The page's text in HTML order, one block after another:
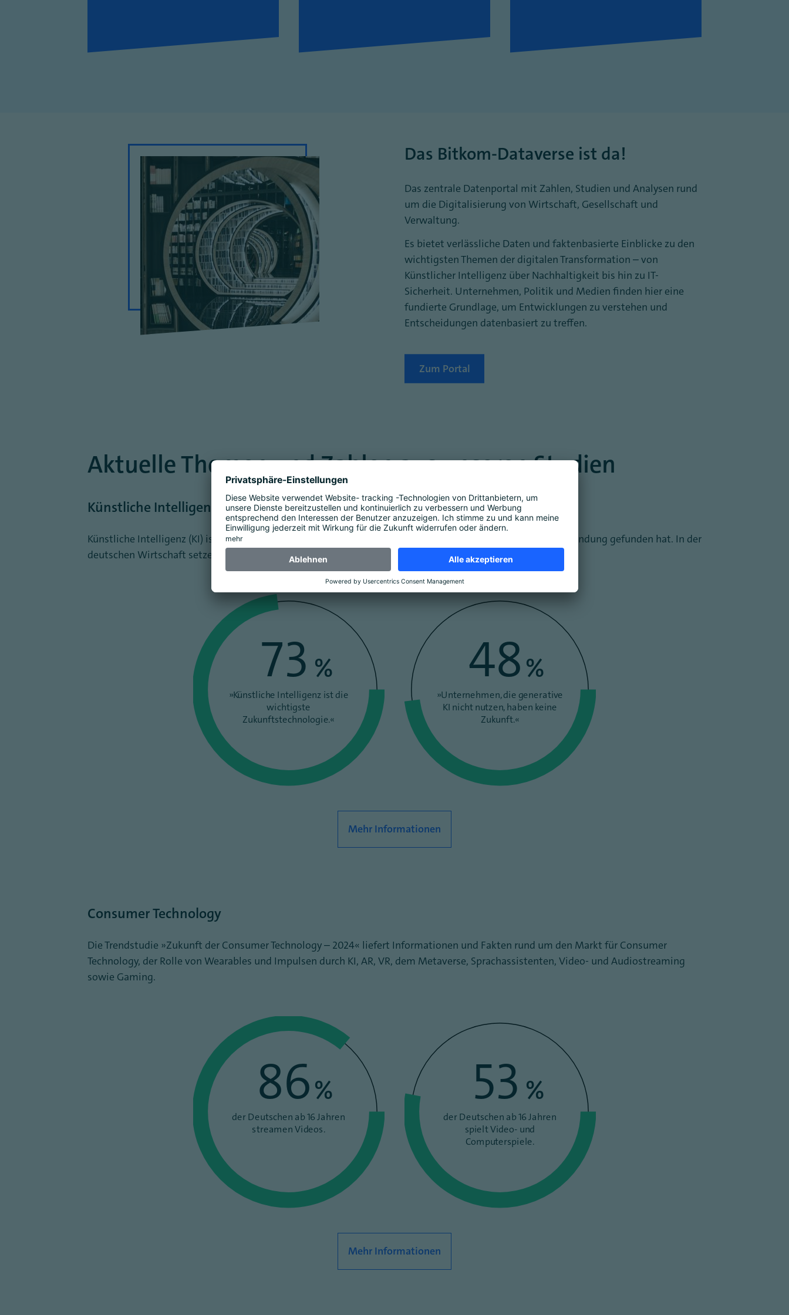
Das Bitkom-Dataverse ist da!
Das zentrale Datenportal mit Zahlen, Studien und Analysen rund
um die Digitalisierung von Wirtschaft, Gesellschaft und
Verwaltung.
Es bietet verlässliche Daten und faktenbasierte Einblicke zu den
wichtigsten Themen der digitalen Transformation – von
Künstlicher Intelligenz über Nachhaltigkeit bis hin zu IT-
Sicherheit. Unternehmen, Politik und Medien finden hier eine
fundierte Grundlage, um Entwicklungen zu verstehen und
Entscheidungen datenbasiert zu treffen.
Zum Portal
Aktuelle Themen und Zahlen aus unseren Studien
Künstliche Intelligenz: Hype oder Zukunftstechnologie?
Künstliche Intelligenz (KI) ist eine Schlüsselinnovation, die bereits in vielen Bereichen der Gesellschaft Anwendung gefunden hat. In der
deutschen Wirtschaft setzen immer mehr Unternehmen KI ein.
73 %
»Künstliche Intelligenz ist die
wichtigste
Zukunftstechnologie.«
48%
»Unternehmen, die generative
KI nicht nutzen, haben keine
Zukunft.«
Mehr Informationen
Consumer Technology
Die Trendstudie „Zukunft der Consumer Technology – 2024“ liefert Informationen und Fakten rund um den Markt für Consumer
Technology, der Rolle von Wearables und Impulsen durch KI, AR, VR, dem Metaverse, Sprachassistenten, Video- und Audiostreaming
sowie Gaming.
86%
der Deutschen ab 16 Jahren
streamen Videos.
53 %
der Deutschen ab 16 Jahren
spielt Video- und
Computerspiele.
Mehr Informationen